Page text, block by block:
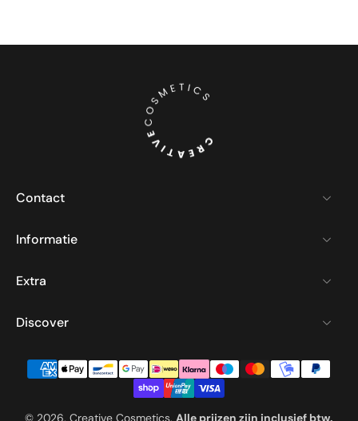
Contact
Informatie
Extra
Discover
© 2026, Creative Cosmetics. Alle prijzen zijn inclusief btw.